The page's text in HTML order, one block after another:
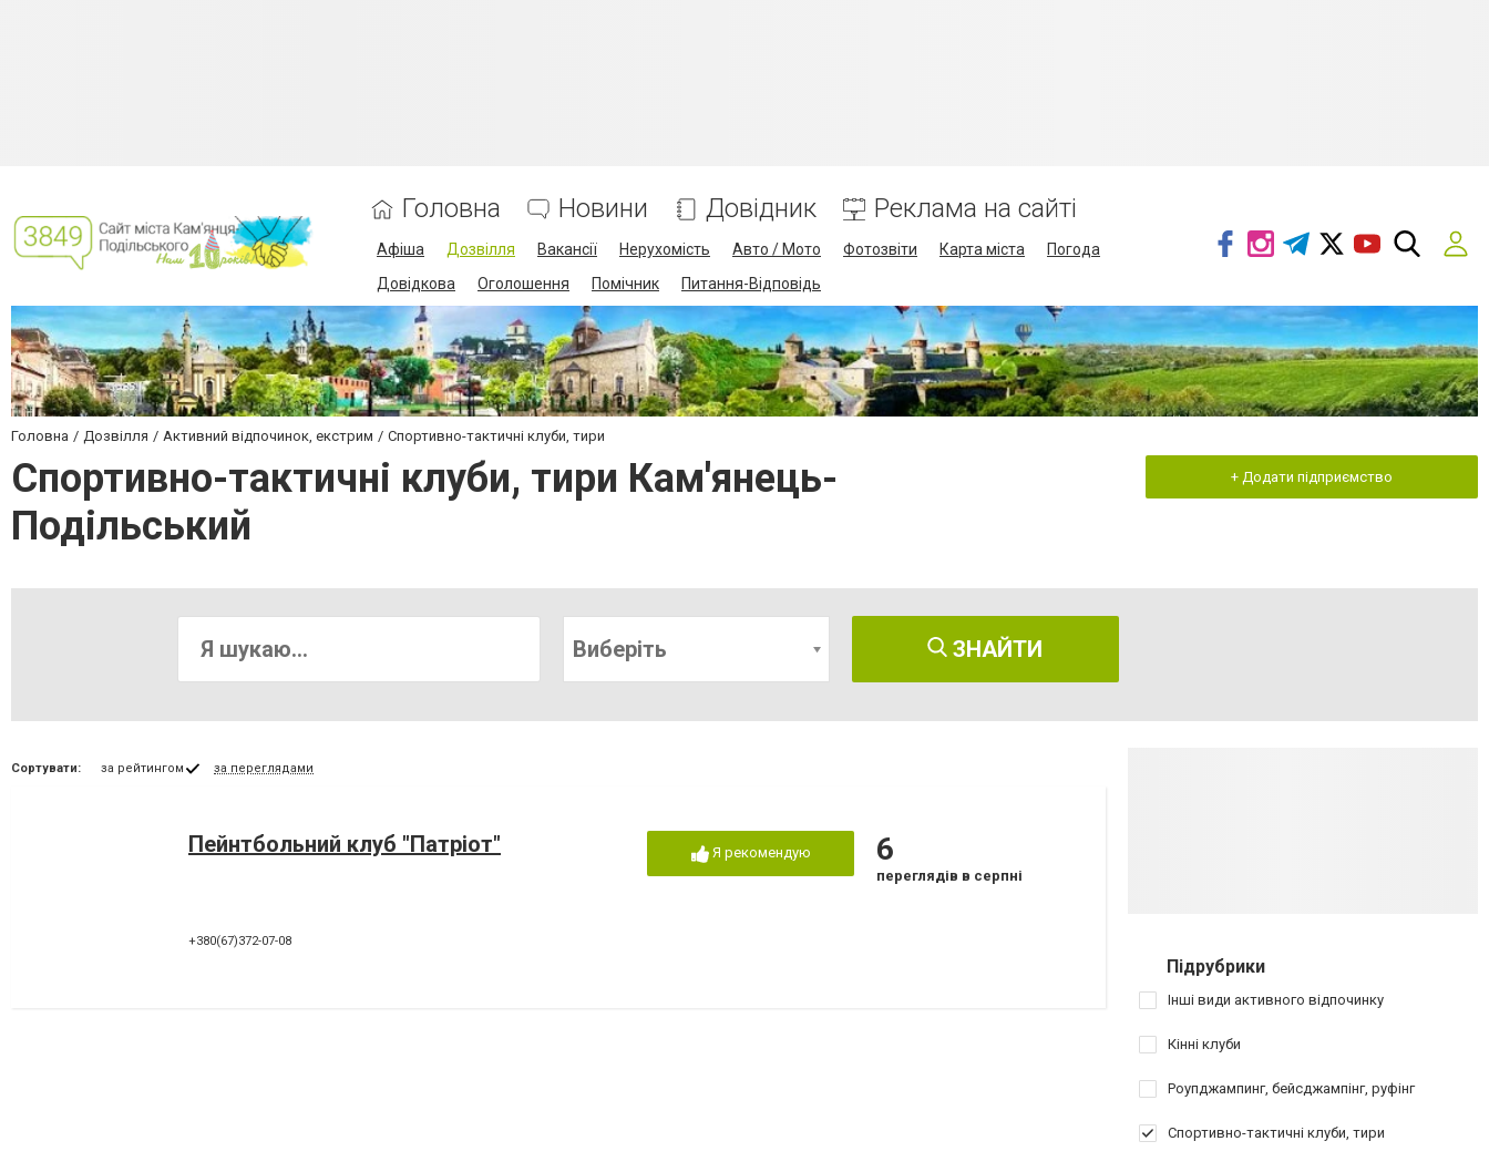
Головна Новини Довідник Реклама на сайті
Афіша Дозвілля Вакансії Нерухомість Авто / Мото Фотозвіти Карта міста
Погода
Довідкова
Оголошення Помічник Питання-Відповідь
Головна Дозвілля Активний відпочинок, екстрим Спортивно-тактичні клуби, тири
Спортивно-тактичні клуби, тири Кам'янець-
Подільський
+ Додати підприємство
Виберіть ЗНАЙТИ
Сортувати: за рейтингом за переглядами
Пейнтбольний клуб "Патріот"
+380(67)372-07-08
Я рекомендую 6
переглядів в серпні
Підрубрики
Інші види активного відпочинку
Кінні клуби
Роупджампинг, бейсджампінг, руфінг
Спортивно-тактичні клуби, тири